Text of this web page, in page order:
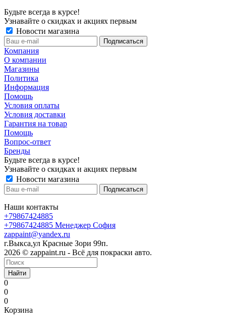
Будьте всегда в курсе!
Узнавайте о скидках и акциях первым
Новости магазина
Компания
О компании
Магазины
Политика
Информация
Помощь
Условия оплаты
Условия доставки
Гарантия на товар
Помощь
Вопрос-ответ
Бренды
Будьте всегда в курсе!
Узнавайте о скидках и акциях первым
Новости магазина
Наши контакты
+79867424885
+79867424885 Менеджер София
zappaint@yandex.ru
г.Выкса,ул Красные Зори 99п.
2026 © zappaint.ru - Всё для покраски авто.
Найти
0
0
0
Корзина